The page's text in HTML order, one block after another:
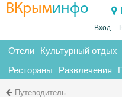
ВКрыминфо
Вход
Отели Культурный отдых
Рестораны Развлечения
Путеводитель